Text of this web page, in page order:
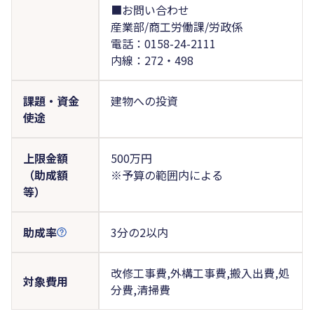
■お問い合わせ
産業部/商工労働課/労政係
電話：0158-24-2111
内線：272・498
課題・資金
使途
建物への投資
上限金額
（助成額
等）
500万円
※予算の範囲内による
助成率 3分の2以内
対象費用
改修工事費,外構工事費,搬入出費,処
分費,清掃費